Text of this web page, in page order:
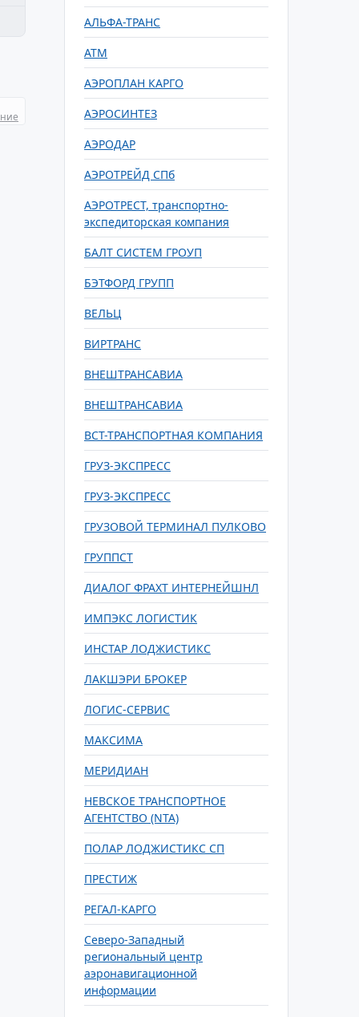
АЛЬФА-ТРАНС
АТМ
АЭРОПЛАН КАРГО
АЭРОСИНТЕЗ
АЭРОДАР
АЭРОТРЕЙД СПб
АЭРОТРЕСТ, транспортно-
экспедиторская компания
БАЛТ СИСТЕМ ГРОУП
БЭТФОРД ГРУПП
ВЕЛЬЦ
ВИРТРАНС
ВНЕШТРАНСАВИА
ВНЕШТРАНСАВИА
ВСТ-ТРАНСПОРТНАЯ КОМПАНИЯ
ГРУЗ-ЭКСПРЕСС
ГРУЗ-ЭКСПРЕСС
ГРУЗОВОЙ ТЕРМИНАЛ ПУЛКОВО
ГРУППСТ
ДИАЛОГ ФРАХТ ИНТЕРНЕЙШНЛ
ИМПЭКС ЛОГИСТИК
ИНСТАР ЛОДЖИСТИКС
ЛАКШЭРИ БРОКЕР
ЛОГИС-СЕРВИС
МАКСИМА
МЕРИДИАН
НЕВСКОЕ ТРАНСПОРТНОЕ
АГЕНТСТВО (NTA)
ПОЛАР ЛОДЖИСТИКС СП
ПРЕСТИЖ
РЕГАЛ-КАРГО
Северо-Западный
региональный центр
аэронавигационной
информации